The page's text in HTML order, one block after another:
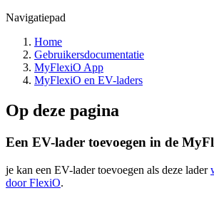
Navigatiepad
Home
Gebruikersdocumentatie
MyFlexiO App
MyFlexiO en EV-laders
Op deze pagina
Een EV-lader toevoegen in de
je kan een EV-lader toevoegen als deze lader
door FlexiO.